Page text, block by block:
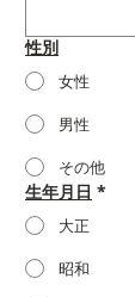
性別
女性
男性
その他
生年月日 *
大正
昭和